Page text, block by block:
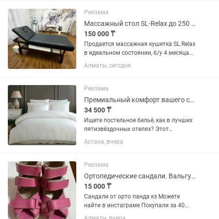
Размер не подошёл. Любые...
Реклама
Массажный стол SL-Relax до 250 кг 96х192 см
150 000 ₸
Продается массажная кушетка SL Relax
в идеальном состоянии, б/у 4 месяца
при небольшом потоке клиентов.
Высота регулируется, верхняя часть
может подойти как для...
Алматы, сегодня
Реклама
Премиальный комфорт вашего сна постельное белье из турецкого страйп-сатина
34 500 ₸
Ищете постельное бельё, как в лучших
пятизвёздочных отелях? Этот
комплект из 100% элитного турецкого
хлопка создан для тех, кто ценит
стиль. Благородный блеск,...
Астана, вчера
Реклама
Ортопедические сандали. Вальгус. Детям с дцп
15 000 ₸
Сандали от орто панда кз Можете
найти в инстаграме Покупали за 40
Делали на заказ, так как размер